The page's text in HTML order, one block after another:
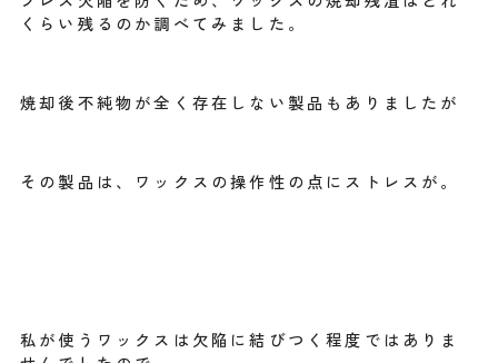
くらい残るのか調べてみました。
焼却後不純物が全く存在しない製品もありましたが
その製品は、ワックスの操作性の点にストレスが。
私が使うワックスは欠陥に結びつく程度ではありま